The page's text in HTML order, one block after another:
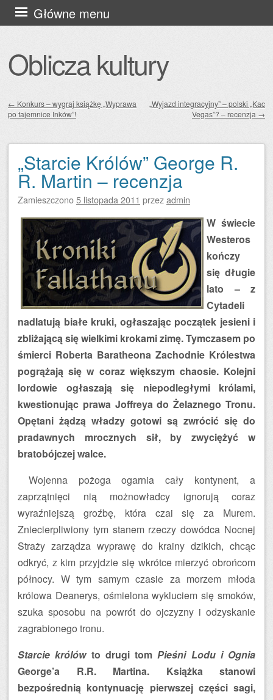
Oblicza kultury
Główne menu
Przejdź
do
Zobacz wpisy
← Konkurs – wygraj książkę „Wyprawa
po tajemnice Inków”!
„Wyjazd integracyjny” – polski „Kac
Vegas”? – recenzja →
„Starcie Królów” George R.
R. Martin – recenzja
Zamieszczono5 listopada 2011 przezadmin
W świecie
Westeros
kończy
się długie
lato – z
Cytadeli
nadlatują białe kruki, ogłaszając początek jesieni i
zbliżającą się wielkimi krokami zimę. Tymczasem po
śmierci Roberta Baratheona Zachodnie Królestwa
pogrążają się w coraz większym chaosie. Kolejni
lordowie ogłaszają się niepodległymi królami,
kwestionując prawa Joffreya do Żelaznego Tronu.
Opętani żądzą władzy gotowi są zwrócić się do
pradawnych mrocznych sił, by zwyciężyć w
bratobójczej walce.
Wojenna pożoga ogarnia cały kontynent, a
zaprzątnięci nią możnowładcy ignorują coraz
wyraźniejszą groźbę, która czai się za Murem.
Zniecierpliwiony tym stanem rzeczy dowódca Nocnej
Straży zarządza wyprawę do krainy dzikich, chcąc
odkryć, z kim przyjdzie się wkrótce mierzyć obrońcom
północy. W tym samym czasie za morzem młoda
królowa Deanerys, ośmielona wykluciem się smoków,
szuka sposobu na powrót do ojczyzny i odzyskanie
zagrabionego tronu.
Starcie królówto drugi tomPieśni Lodu i Ognia
George’a R.R. Martina. Książka stanowi
bezpośrednią kontynuację pierwszej części sagi,